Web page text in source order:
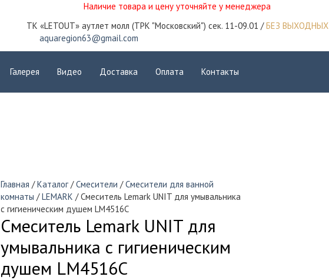
Наличие товара и цену уточняйте у менеджера
ТК «LETOUT» аутлет молл (ТРК "Московский") сек. 11-09.01 /БЕЗ ВЫХОДНЫХ
aquaregion63@gmail.com
Галерея Видео Доставка Оплата Контакты
Главная /Каталог/Смесители /Смесители для ванной
комнаты /LEMARK / Смеситель Lemark UNIT для умывальника
с гигиеническим душем LM4516C
Смеситель Lemark UNIT для
умывальника с гигиеническим
душем LM4516C